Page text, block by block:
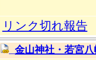
リンク切れ報告
金山神社・若宮